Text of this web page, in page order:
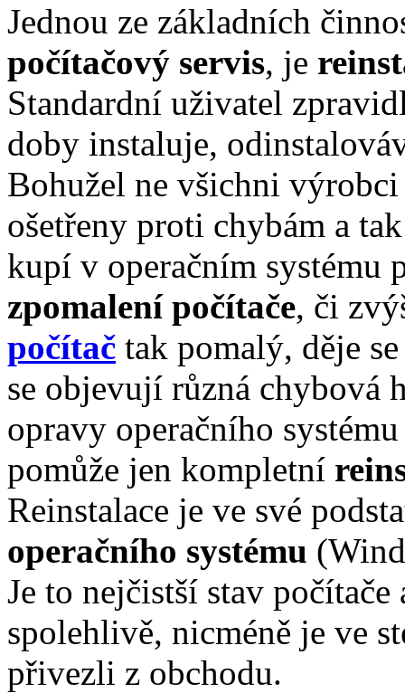
Jednou ze základních
počítačový servis, je
Standardní uživatel
doby instaluje,
Bohužel ne všichni
ošetřeny proti chybám a
kupí v operačním systému
zpomalení počítače, či
počítač tak pomalý, děje
se objevují různá chybová
opravy operačního
pomůže jen kompletní
Reinstalace je ve své
operačního systému
Je to nejčistší stav
spolehlivě, nicméně je ve
přivezli z obchodu.